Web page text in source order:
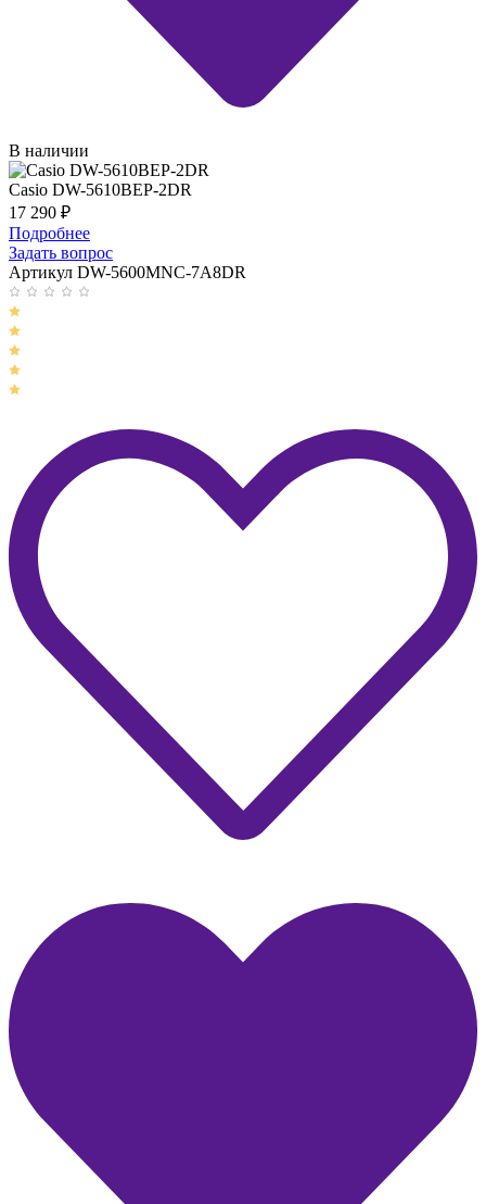
В наличии
Casio DW-5610BEP-2DR
17 290 ₽
Подробнее
Задать вопрос
Артикул DW-5600MNC-7A8DR